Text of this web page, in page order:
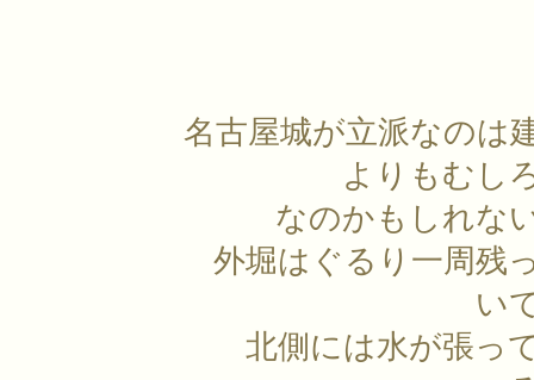
名古屋城が立派なのは
よりもむし
なのかもしれな
外堀はぐるり一周残
い
北側には水が張っ